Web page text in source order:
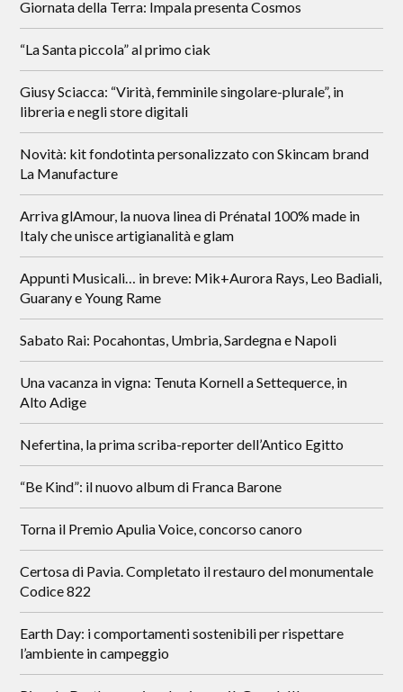
Giornata della Terra: Impala presenta Cosmos
“La Santa piccola” al primo ciak
Giusy Sciacca: “Virità, femminile singolare-plurale”, in
libreria e negli store digitali
Novità: kit fondotinta personalizzato con Skincam brand
La Manufacture
Arriva glAmour, la nuova linea di Prénatal 100% made in
Italy che unisce artigianalità e glam
Appunti Musicali… in breve: Mik+Aurora Rays, Leo Badiali,
Guarany e Young Rame
Sabato Rai: Pocahontas, Umbria, Sardegna e Napoli
Una vacanza in vigna: Tenuta Kornell a Settequerce, in
Alto Adige
Nefertina, la prima scriba-reporter dell’Antico Egitto
“Be Kind”: il nuovo album di Franca Barone
Torna il Premio Apulia Voice, concorso canoro
Certosa di Pavia. Completato il restauro del monumentale
Codice 822
Earth Day: i comportamenti sostenibili per rispettare
l’ambiente in campeggio